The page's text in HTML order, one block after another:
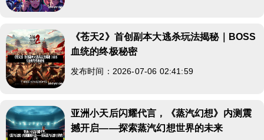
《苍天2》首创副本大逃杀玩法揭秘｜BOSS
血统的终极秘密
发布时间：2026-07-06 02:41:59
亚洲小天后闪耀代言，《蒸汽幻想》内测震
撼开启――探索蒸汽幻想世界的未来